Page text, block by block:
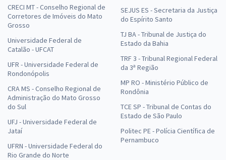
CRECI MT - Conselho Regional de
Corretores de Imóveis do Mato
Grosso
Universidade Federal de
Catalão - UFCAT
UFR - Universidade Federal de
Rondonópolis
CRA MS - Conselho Regional de
Administração do Mato Grosso
do Sul
UFJ - Universidade Federal de
Jataí
UFRN - Universidade Federal do
Rio Grande do Norte
SEJUS ES - Secretaria da Justiça
do Espírito Santo
TJ BA - Tribunal de Justiça do
Estado da Bahia
TRF 3 - Tribunal Regional Federal
da 3ª Região
MP RO - Ministério Público de
Rondônia
TCE SP - Tribunal de Contas do
Estado de São Paulo
Politec PE - Polícia Científica de
Pernambuco